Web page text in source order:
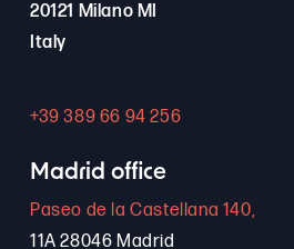
20121 Milano MI
Italy
+39 389 66 94 256
Madrid office
Paseo de la Castellana 140,
11A 28046 Madrid